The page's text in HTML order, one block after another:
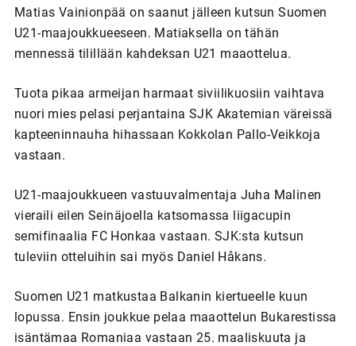
Matias Vainionpää on saanut jälleen kutsun Suomen
U21-maajoukkueeseen. Matiaksella on tähän
mennessä tilillään kahdeksan U21 maaottelua.
Tuota pikaa armeijan harmaat siviilikuosiin vaihtava
nuori mies pelasi perjantaina SJK Akatemian väreissä
kapteeninnauha hihassaan Kokkolan Pallo-Veikkoja
vastaan.
U21-maajoukkueen vastuuvalmentaja Juha Malinen
vieraili eilen Seinäjoella katsomassa liigacupin
semifinaalia FC Honkaa vastaan. SJK:sta kutsun
tuleviin otteluihin sai myös Daniel Håkans.
Suomen U21 matkustaa Balkanin kiertueelle kuun
lopussa. Ensin joukkue pelaa maaottelun Bukarestissa
isäntämaa Romaniaa vastaan 25. maaliskuuta ja